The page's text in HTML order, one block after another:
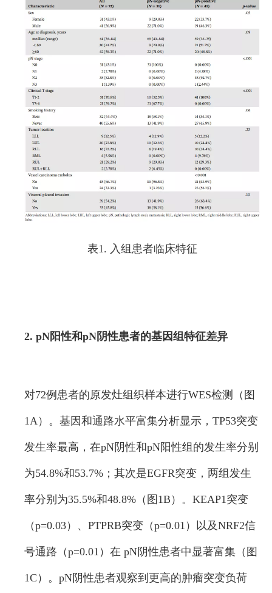
表1. 入组患者临床特征
2. pN阳性和pN阴性患者的基因组特征差异
对72例患者的原发灶组织样本进行WES检测（图
1A）。基因和通路水平富集分析显示，TP53突变
发生率最高，在pN阴性和pN阳性组的发生率分别
为54.8%和53.7%；其次是EGFR突变，两组发生
率分别为35.5%和48.8%（图1B）。KEAP1突变
（p=0.03）、PTPRB突变（p=0.01）以及NRF2信
号通路（p=0.01）在 pN阴性患者中显著富集（图
1C）。pN阴性患者观察到更高的肿瘤突变负荷